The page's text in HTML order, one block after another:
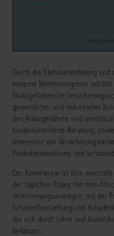
Durch die Klimaveränderung
extreme Wetterereignisse
Naturgefahren im
gewerblicher und industrieller
den Naturgefahren sind
kundenorientierte Beratung,
Interessen von
Produktentwicklung und
Der Kommentar ist eine
der täglichen Praxis mit dem
Versicherungsverträgen, mit der
Schadenfeststellung und
die sich durch Lehre und
befassen.